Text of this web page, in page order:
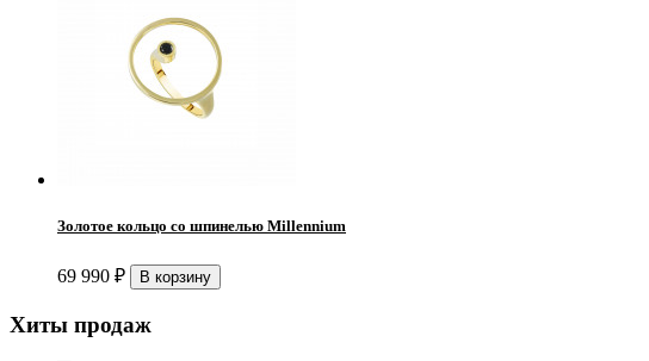
Золотое кольцо со шпинелью Millennium
69 990 ₽
Хиты продаж